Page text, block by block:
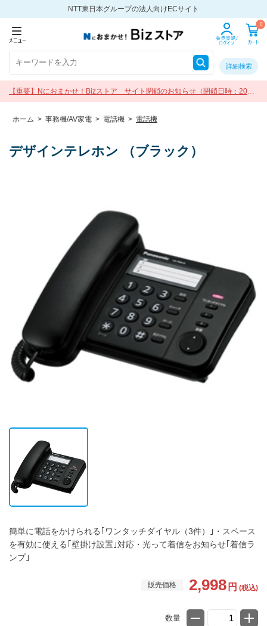
NTT東日本グループの法人向けECサイト
0
詳細検索
【重要】Nにおまかせ！Bizストア サイト閉鎖のお知らせ（閉鎖日時：2026
年9月30日 17:00）
ホーム > 事務機/AV家電 > 電話機 > 電話機
デザインテレホン （ブラック）
簡単に電話をかけられる｢ワンタッチダイヤル（3件）｣・スペース
を有効に使える｢壁掛け設置｣対応・光って着信をお知らせ｢着信ラ
ンプ｣
販売価格 2,998 円 (税込)
数量